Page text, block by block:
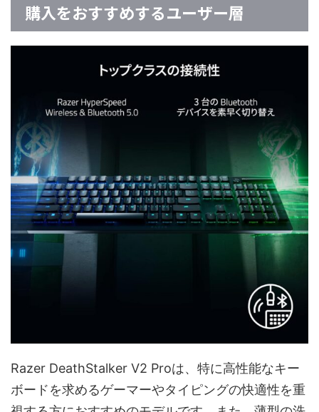
購入をおすすめするユーザー層
Razer DeathStalker V2 Proは、特に高性能なキー
ボードを求めるゲーマーやタイピングの快適性を重